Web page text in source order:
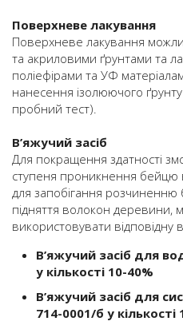
Поверхневе лакування
Поверхневе лакування
та акриловими ґрунтами та
поліефірами та УФ
нанесення ізолюючого
пробний тест).
В’яжучий засіб
Для покращення здатності
ступеня проникнення бейцю
для запобігання розчиненню
підняття волокон деревини,
використовувати відповідну
В’яжучий засіб для
у кількості 10-40%
В’яжучий засіб для
714-0001/б у кількості